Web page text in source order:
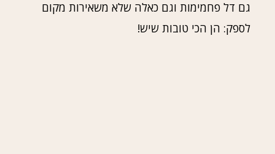
גם דל פחמימות וגם כאלה שלא משאירות מקום
לספק: הן הכי טובות שיש!